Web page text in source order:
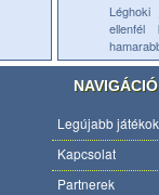
ellenfél
Legújabb játékok
Kapcsolat
Partnerek